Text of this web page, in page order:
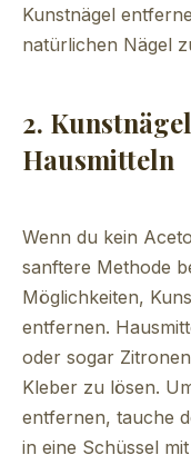
Kunstnägel
natürlichen Nägel
2.
Hausmitteln
Wenn du kein
sanftere Methode
Möglichkeiten,
entfernen.
oder sogar
Kleber zu lösen.
entfernen, tauche
in eine Schüssel